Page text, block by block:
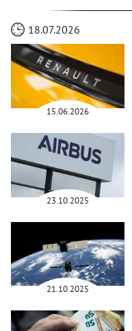
18.07.2026
15.06.2026
23.10.2025
21.10.2025